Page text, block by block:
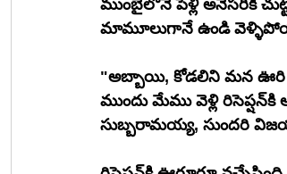
ముంబైలోనే పెళ్లి అనేసరికి
మామూలుగానే ఉండి
"అబ్బాయి, కోడలిని మన ఊరి
ముందు మేము వెళ్లి రిసెప్షన్‌కి అరేంజ్ చేసి నీకు చెప్తాను. నువ్వు కోడలిని తీసుకుని రా," అని చెప్పి
సుబ్బరామయ్య, సుందరి